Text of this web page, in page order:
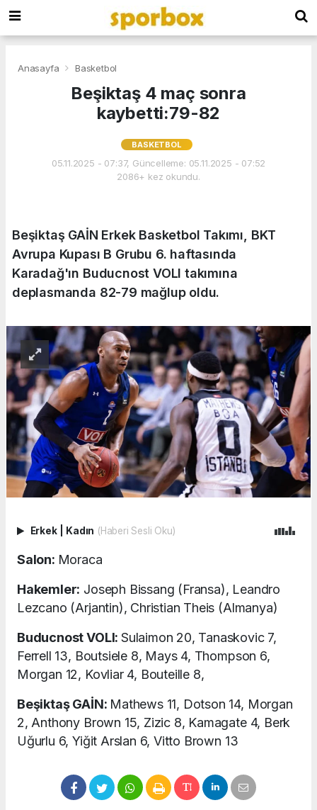
Anasayfa Basketbol
Beşiktaş 4 maç sonra
kaybetti:79-82
BASKETBOL
05.11.2025 - 07:37, Güncelleme: 05.11.2025 - 07:52
2086+ kez okundu.
Beşiktaş GAİN Erkek Basketbol Takımı, BKT
Avrupa Kupası B Grubu 6. haftasında
Karadağ'ın Buducnost VOLI takımına
deplasmanda 82-79 mağlup oldu.
Erkek Kadın (Haberi Sesli Oku)
Salon: Moraca
Hakemler: Joseph Bissang (Fransa), Leandro
Lezcano (Arjantin), Christian Theis (Almanya)
Buducnost VOLI: Sulaimon 20, Tanaskovic 7,
Ferrell 13, Boutsiele 8, Mays 4, Thompson 6,
Morgan 12, Kovliar 4, Bouteille 8,
Beşiktaş GAİN: Mathews 11, Dotson 14, Morgan
2, Anthony Brown 15, Zizic 8, Kamagate 4, Berk
Uğurlu 6, Yiğit Arslan 6, Vitto Brown 13